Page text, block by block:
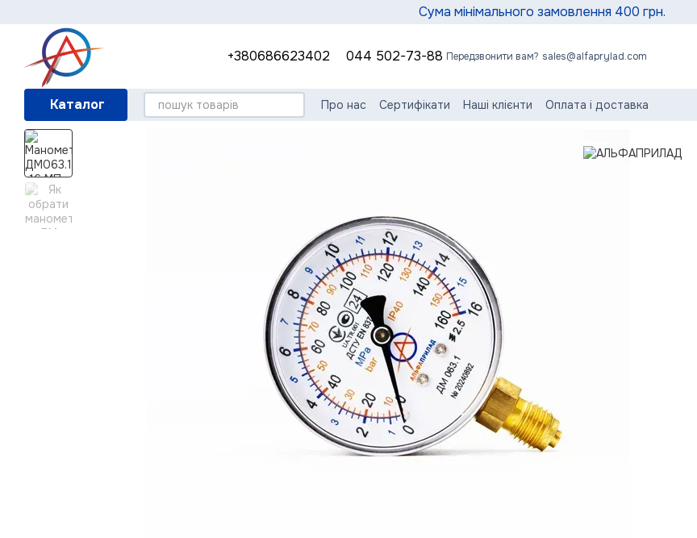
Сума мінімального замовлення 400 грн.
+380686623402 044 502-73-88 Передзвонити вам? sales@alfaprylad.com
Каталог Про нас Сертифікати Наші клієнти
Оплата і доставка